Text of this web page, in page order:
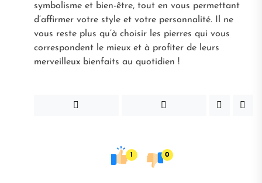
symbolisme et bien-être, tout en vous permettant
d’affirmer votre style et votre personnalité. Il ne
vous reste plus qu’à choisir les pierres qui vous
correspondent le mieux et à profiter de leurs
merveilleux bienfaits au quotidien !
1 0